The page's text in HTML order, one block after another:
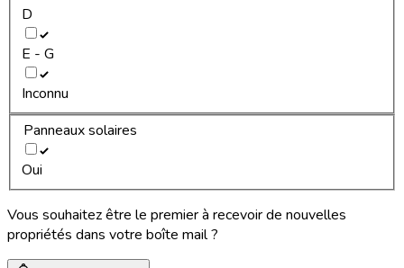
D
E - G
Inconnu
Panneaux solaires
Oui
Vous souhaitez être le premier à recevoir de nouvelles
propriétés dans votre boîte mail ?